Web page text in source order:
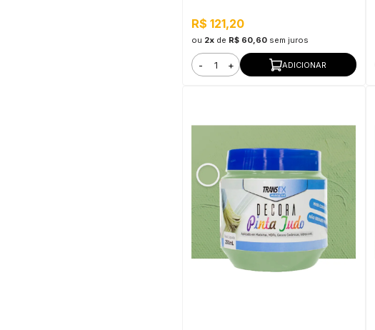
R$ 121,20
ou 2x de R$ 60,60 sem juros
- + ADICIONAR